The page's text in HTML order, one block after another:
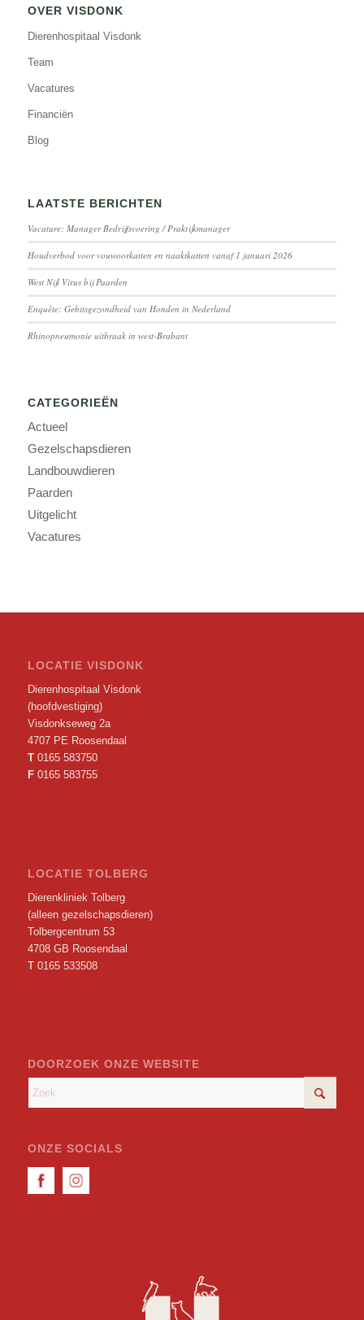
OVER VISDONK
Dierenhospitaal Visdonk
Team
Vacatures
Financiën
Blog
LAATSTE BERICHTEN
Vacature: Manager Bedrijfsvoering / Praktijkmanager
Houdverbod voor vouwoorkatten en naaktkatten vanaf 1 januari 2026
West Nijl Virus bij Paarden
Enquête: Gebitsgezondheid van Honden in Nederland
Rhinopneumonie uitbraak in west-Brabant
CATEGORIEËN
Actueel
Gezelschapsdieren
Landbouwdieren
Paarden
Uitgelicht
Vacatures
LOCATIE VISDONK
Dierenhospitaal Visdonk
(hoofdvestiging)
Visdonkseweg 2a
4707 PE Roosendaal
T 0165 583750
F 0165 583755
LOCATIE TOLBERG
Dierenkliniek Tolberg
(alleen gezelschapsdieren)
Tolbergcentrum 53
4708 GB Roosendaal
T 0165 533508
DOORZOEK ONZE WEBSITE
ONZE SOCIALS